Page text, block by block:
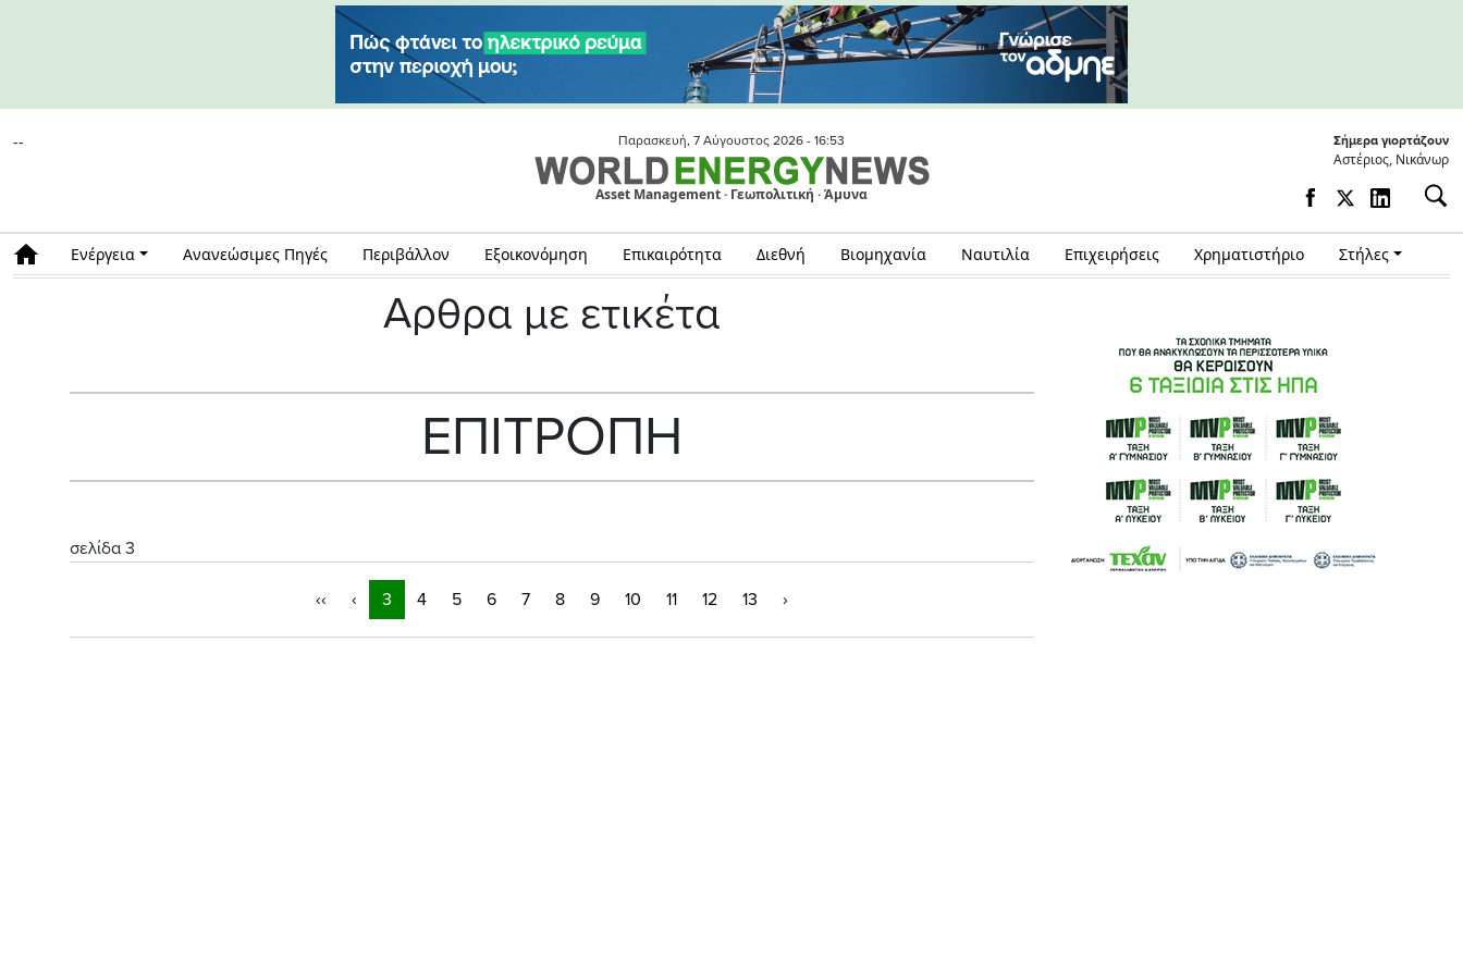
-- Παρασκευή, 7 Αύγουστος 2026 - 16:53
Asset Management · Γεωπολιτική · Άμυνα
Σήμερα γιορτάζουν
Αστέριος, Νικάνωρ
Ενέργεια Ανανεώσιμες Πηγές Περιβάλλον Εξοικονόμηση Επικαιρότητα Διεθνή Βιομηχανία Ναυτιλία Επιχειρήσεις Χρηματιστήριο Στήλες
Αρθρα με ετικέτα
ΕΠΙΤΡΟΠΗ
σελίδα 3
‹‹ ‹ 3 4 5 6 7 8 9 10 11 12 13 ›